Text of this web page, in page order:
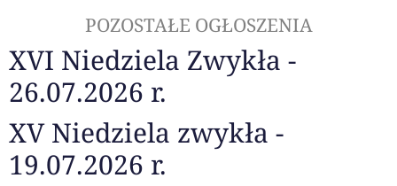
POZOSTAŁE OGŁOSZENIA
XVI Niedziela Zwykła -
26.07.2026 r.
XV Niedziela zwykła -
19.07.2026 r.